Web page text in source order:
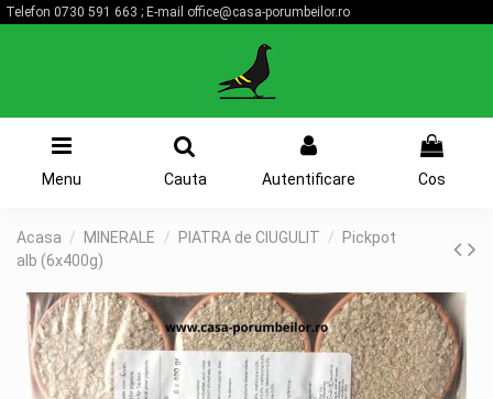
Telefon 0730 591 663 ; E-mail office@casa-porumbeilor.ro
Menu Cauta Autentificare
0
Cos
Acasa MINERALE PIATRA de CIUGULIT
Pickpot
alb (6x400g)